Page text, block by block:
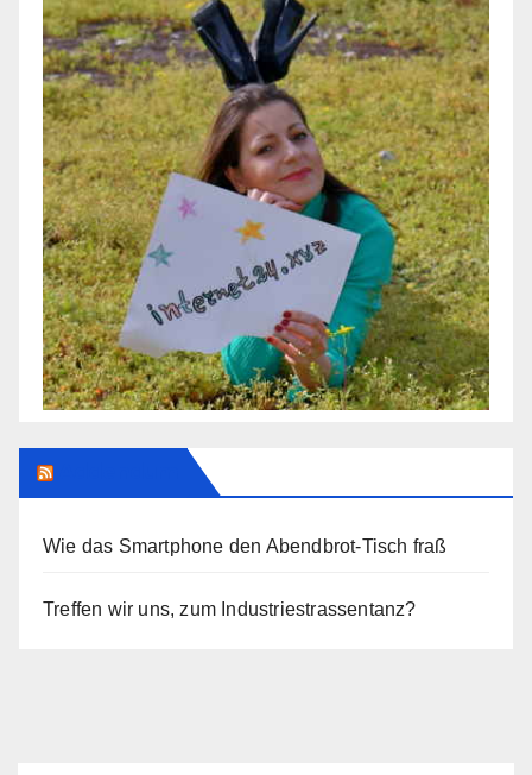
Wie das Smartphone den Abendbrot-Tisch fraß
Treffen wir uns, zum Industriestrassentanz?